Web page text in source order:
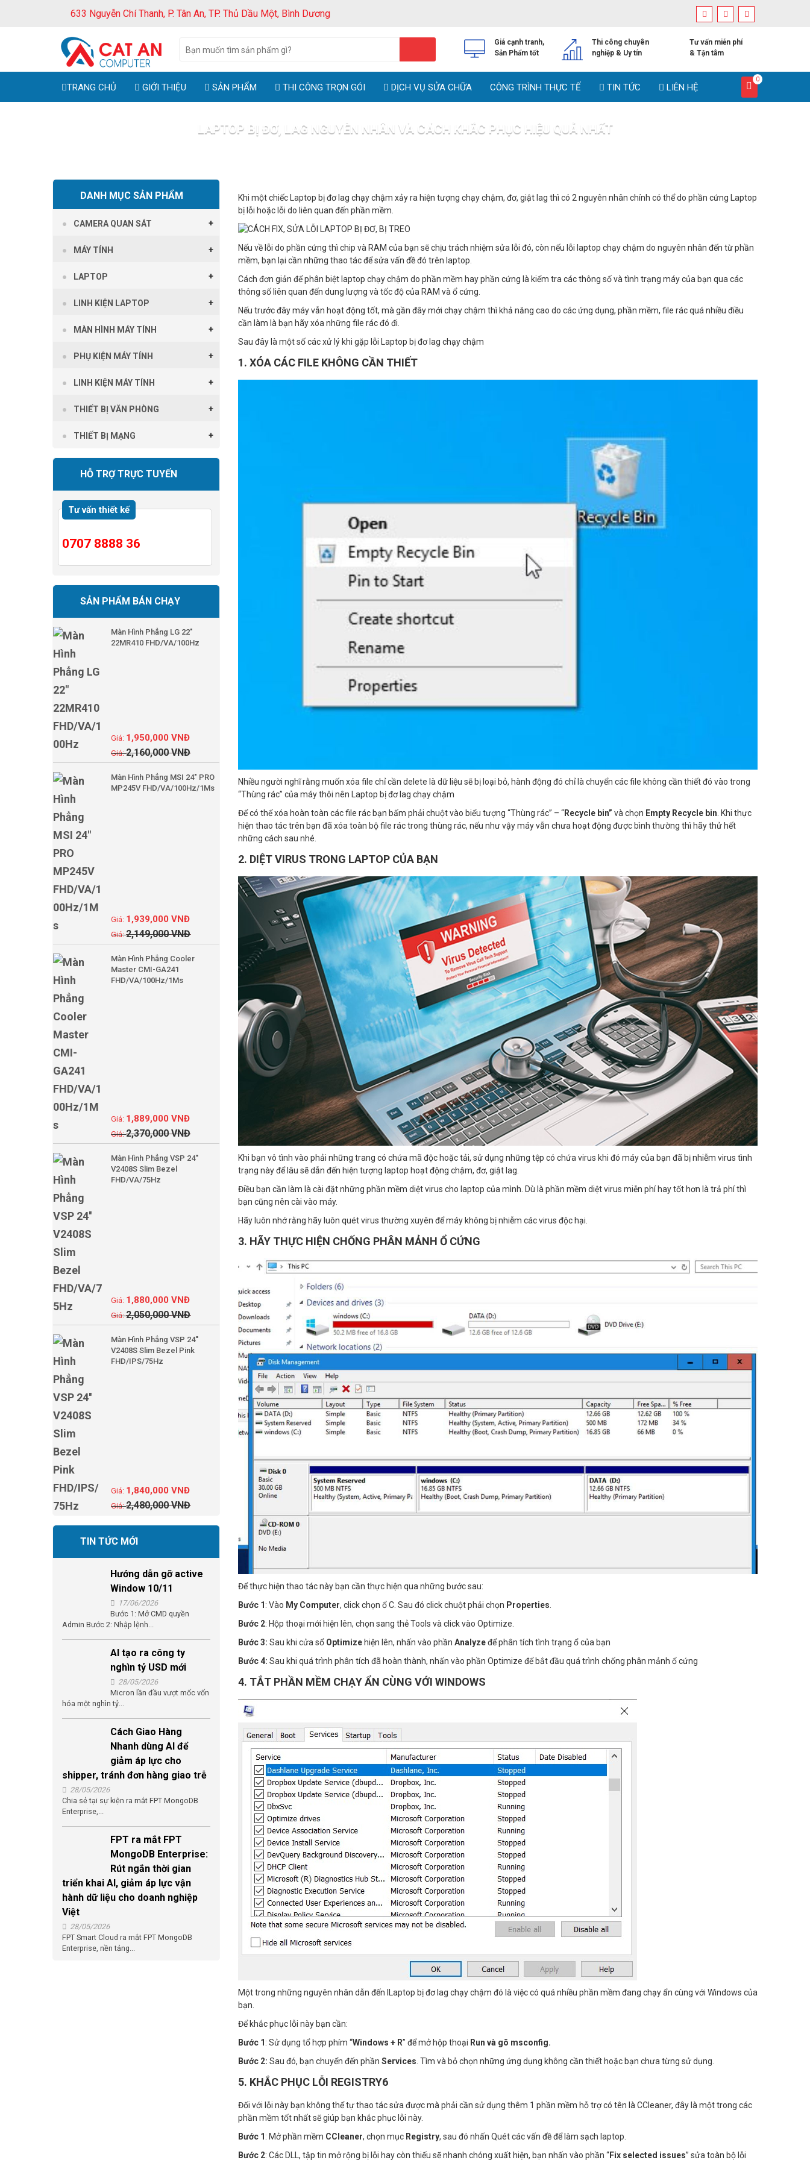
633 Nguyễn Chí Thanh, P. Tân An, TP. Thủ Dầu Một, Bình Dương
Giá cạnh tranh,
Sản Phẩm tốt
Thi công chuyên
nghiệp & Uy tín
Tư vấn miễn phí
& Tận tâm
TRANG CHỦ GIỚI THIỆU SẢN PHẨM THI CÔNG TRỌN GÓI DỊCH VỤ SỬA CHỮA CÔNG TRÌNH THỰC TẾ TIN TỨC LIÊN HỆ
0
LAPTOP BỊ ĐƠ, LAG NGUYÊN NHÂN VÀ CÁCH KHẮC PHỤC HIỆU QUẢ NHẤT
Khi một chiếc Laptop bị đơ lag chạy chậm xảy ra hiện tượng chạy chậm, đơ, giật lag thì có 2 nguyên nhân chính có thể do phần cứng Laptop
bị lỗi hoặc lỗi do liên quan đến phần mềm.
Nếu về lỗi do phần cứng thì chip và RAM của bạn sẽ chịu trách nhiệm sửa lỗi đó, còn nếu lỗi laptop chạy chậm do nguyên nhân đến từ phần
mềm, bạn lại cần những thao tác để sửa vấn đề đó trên laptop.
Cách đơn giản để phân biệt laptop chạy chậm do phần mềm hay phần cứng là kiểm tra các thông số và tình trạng máy của bạn qua các
thông số liên quan đến dung lượng và tốc độ của RAM và ổ cứng.
Nếu trước đây máy vẫn hoạt động tốt, mà gần đây mới chạy chậm thì khả năng cao do các ứng dụng, phần mềm, file rác quá nhiều điều
cần làm là bạn hãy xóa những file rác đó đi.
Sau đây là một số các xử lý khi gặp lỗi Laptop bị đơ lag chạy chậm
1. XÓA CÁC FILE KHÔNG CẦN THIẾT
Nhiều người nghĩ rằng muốn xóa file chỉ cần delete là dữ liệu sẽ bị loại bỏ, hành động đó chỉ là chuyển các file không cần thiết đó vào trong
“Thùng rác” của máy thôi nên Laptop bị đơ lag chạy chậm
Để có thể xóa hoàn toàn các file rác bạn bấm phải chuột vào biểu tượng “Thùng rác” – “Recycle bin” và chọn Empty Recycle bin . Khi thực
hiện thao tác trên bạn đã xóa toàn bộ file rác trong thùng rác, nếu như vậy máy vẫn chưa hoạt động được bình thường thì hãy thử hết
những cách sau nhé.
2. DIỆT VIRUS TRONG LAPTOP CỦA BẠN
Khi bạn vô tình vào phải những trang có chứa mã độc hoặc tải, sử dụng những tệp có chứa virus khi đó máy của bạn đã bị nhiễm virus tình
trạng này để lâu sẽ dẫn đến hiện tượng laptop hoạt động chậm, đơ, giật lag.
Điều bạn cần làm là cài đặt những phần mềm diệt virus cho laptop của mình. Dù là phần mềm diệt virus miễn phí hay tốt hơn là trả phí thì
bạn cũng nên cài vào máy.
Hãy luôn nhớ rằng hãy luôn quét virus thường xuyên để máy không bị nhiễm các virus độc hại.
3. HÃY THỰC HIỆN CHỐNG PHÂN MẢNH Ổ CỨNG
Để thực hiện thao tác này bạn cần thực hiện qua những bước sau:
Bước 1 : Vào My Computer, click chọn ổ C. Sau đó click chuột phải chọn Properties
Bước 2: Hộp thoại mới hiện lên, chọn sang thẻ Tools và click vào Optimize.
Bước 3: Sau khi cửa sổ Optimizehiện lên, nhấn vào phần Analyzeđể phân tích tình trạng ổ của bạn
Bước 4: Sau khi quá trình phân tích đã hoàn thành, nhấn vào phần Optimize để bắt đầu quá trình chống phân mảnh ổ cứng
4. TẮT PHẦN MỀM CHẠY ẨN CÙNG VỚI WINDOWS
Một trong những nguyên nhân dẫn đến lLaptop bị đơ lag chạy chậm đó là việc có quá nhiều phần mềm đang chạy ẩn cùng với Windows của
bạn.
Để khắc phục lỗi này bạn cần:
Bước 1 : Sử dụng tổ hợp phím “Windows + R” để mở hộp thoại Run và gõ msconfig.
Bước 2: Sau đó, bạn chuyển đến phần Services . Tìm và bỏ chọn những ứng dụng không cần thiết hoặc bạn chưa từng sử dụng.
5. KHẮC PHỤC LỖI REGISTRY6
Đối với lỗi này bạn không thể tự thao tác sửa được mà phải cần sử dụng thêm 1 phần mềm hỗ trợ có tên là CCleaner, đây là một trong các
phần mềm tốt nhất sẽ giúp bạn khắc phục lỗi này.
Bước 1 : Mở phần mềm CCleaner, chọn mục Registry, sau đó nhấn Quét các vấn đề để làm sạch laptop.
Bước 2: Các DLL, tập tin mở rộng bị lỗi hay còn thiếu sẽ nhanh chóng xuất hiện, bạn nhấn vào phần “Fix selected issues” sửa toàn bộ lỗi
DANH MỤC SẢN PHẨM
CAMERA QUAN SÁT
MÁY TÍNH
LAPTOP
LINH KIỆN LAPTOP
MÀN HÌNH MÁY TÍNH
PHỤ KIỆN MÁY TÍNH
LINH KIỆN MÁY TÍNH
THIẾT BỊ VĂN PHÒNG
THIẾT BỊ MẠNG
HỖ TRỢ TRỰC TUYẾN
Tư vấn thiết kế
0707 8888 36
SẢN PHẨM BÁN CHẠY
Màn Hình Phẳng LG 22"
22MR410 FHD/VA/100Hz
2,160,000VNĐ
1,950,000VNĐ
Màn Hình Phẳng MSI 24" PRO
MP245V FHD/VA/100Hz/1Ms
2,149,000VNĐ
1,939,000VNĐ
Màn Hình Phẳng Cooler
Master CMI-GA241
FHD/VA/100Hz/1Ms
2,370,000VNĐ
1,889,000VNĐ
Màn Hình Phẳng VSP 24''
V2408S Slim Bezel
FHD/VA/75Hz
2,050,000VNĐ
1,880,000VNĐ
Màn Hình Phẳng VSP 24''
V2408S Slim Bezel Pink
FHD/IPS/75Hz
2,480,000VNĐ
1,840,000VNĐ
TIN TỨC MỚI
Hướng dẫn gỡ active
Window 10/11
17/06/2026
Bước 1: Mở CMD quyền
Admin Bước 2: Nhập lệnh...
AI tạo ra công ty
nghìn tỷ USD mới
28/05/2026
Micron lần đầu vượt mốc vốn
hóa một nghìn tỷ...
Cách Giao Hàng
Nhanh dùng AI để
giảm áp lực cho
shipper, tránh đơn hàng giao trễ
28/05/2026
Chia sẻ tại sự kiện ra mắt FPT MongoDB
Enterprise,...
FPT ra mắt FPT
MongoDB Enterprise:
Rút ngắn thời gian
triển khai AI, giảm áp lực vận
hành dữ liệu cho doanh nghiệp
Việt
28/05/2026
FPT Smart Cloud ra mắt FPT MongoDB
Enterprise, nền tảng...